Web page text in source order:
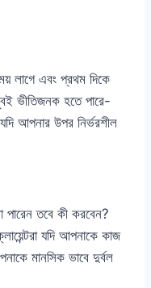
লাগে এবং প্রথম দিকে
ভীতিজনক হতে পারে-
আপনার উপর নির্ভরশীল
পারেন তবে কী করবেন?
যদি আপনাকে কাজ
মানসিক ভাবে দুর্বল